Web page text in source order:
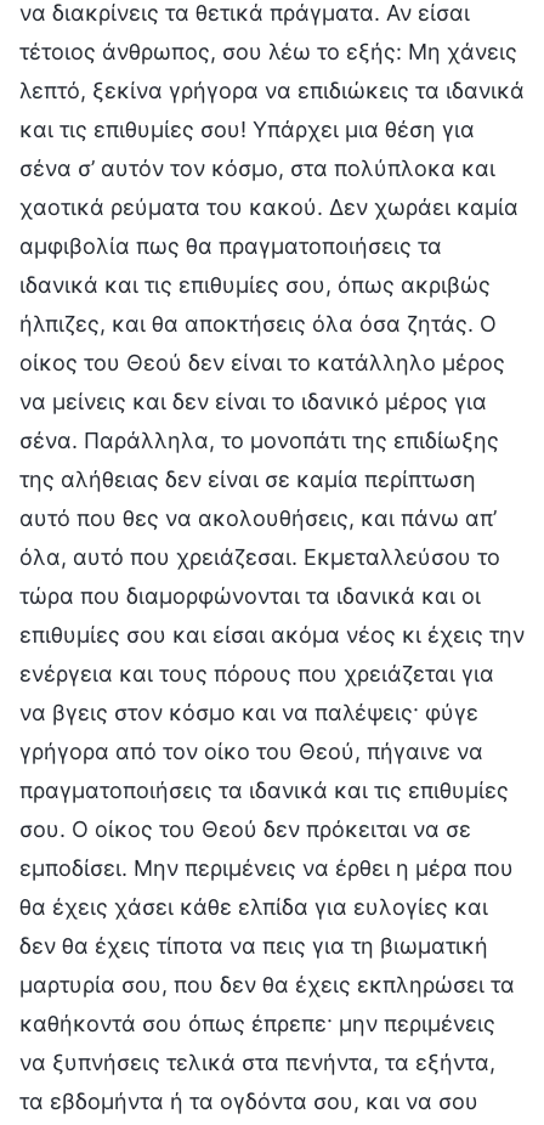
να διακρίνεις τα θετικά πράγματα. Αν είσαι
τέτοιος άνθρωπος, σου λέω το εξής: Μη χάνεις
λεπτό, ξεκίνα γρήγορα να επιδιώκεις τα ιδανικά
και τις επιθυμίες σου! Υπάρχει μια θέση για
σένα σ’ αυτόν τον κόσμο, στα πολύπλοκα και
χαοτικά ρεύματα του κακού. Δεν χωράει καμία
αμφιβολία πως θα πραγματοποιήσεις τα
ιδανικά και τις επιθυμίες σου, όπως ακριβώς
ήλπιζες, και θα αποκτήσεις όλα όσα ζητάς. Ο
οίκος του Θεού δεν είναι το κατάλληλο μέρος
να μείνεις και δεν είναι το ιδανικό μέρος για
σένα. Παράλληλα, το μονοπάτι της επιδίωξης
της αλήθειας δεν είναι σε καμία περίπτωση
αυτό που θες να ακολουθήσεις, και πάνω απ’
όλα, αυτό που χρειάζεσαι. Εκμεταλλεύσου το
τώρα που διαμορφώνονται τα ιδανικά και οι
επιθυμίες σου και είσαι ακόμα νέος κι έχεις την
ενέργεια και τους πόρους που χρειάζεται για
να βγεις στον κόσμο και να παλέψεις· φύγε
γρήγορα από τον οίκο του Θεού, πήγαινε να
πραγματοποιήσεις τα ιδανικά και τις επιθυμίες
σου. Ο οίκος του Θεού δεν πρόκειται να σε
εμποδίσει. Μην περιμένεις να έρθει η μέρα που
θα έχεις χάσει κάθε ελπίδα για ευλογίες και
δεν θα έχεις τίποτα να πεις για τη βιωματική
μαρτυρία σου, που δεν θα έχεις εκπληρώσει τα
καθήκοντά σου όπως έπρεπε· μην περιμένεις
να ξυπνήσεις τελικά στα πενήντα, τα εξήντα,
τα εβδομήντα ή τα ογδόντα σου, και να σου